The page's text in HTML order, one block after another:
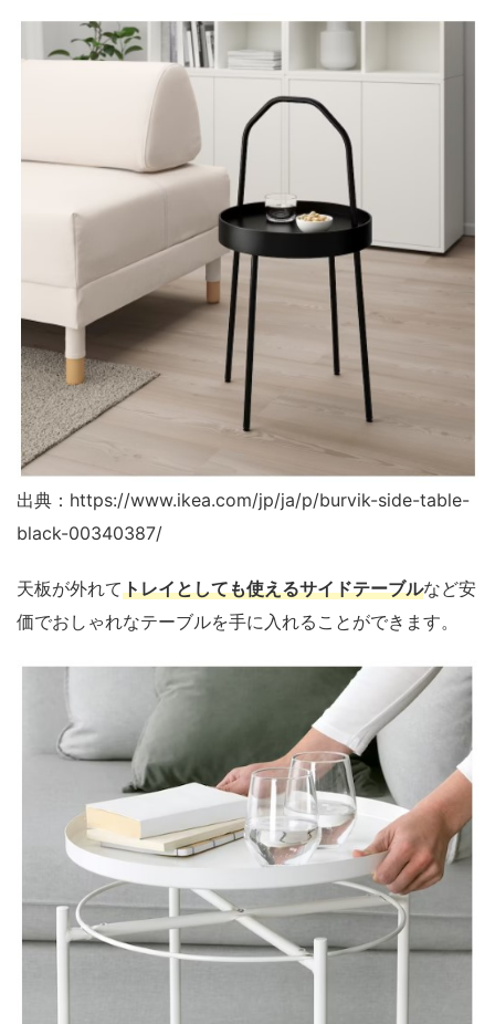
出典：https://www.ikea.com/jp/ja/p/burvik-side-table-
black-00340387/
天板が外れてトレイとしても使えるサイドテーブルなど安
価でおしゃれなテーブルを手に入れることができます。